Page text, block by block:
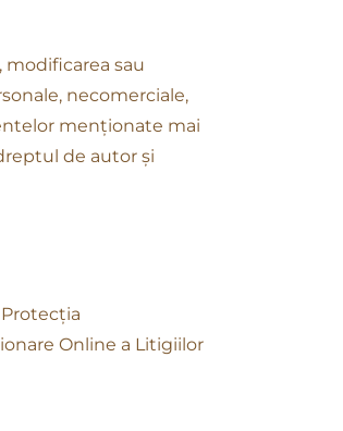
sau
necomerciale,
menționate mai
de autor și
Online a Litigiilor